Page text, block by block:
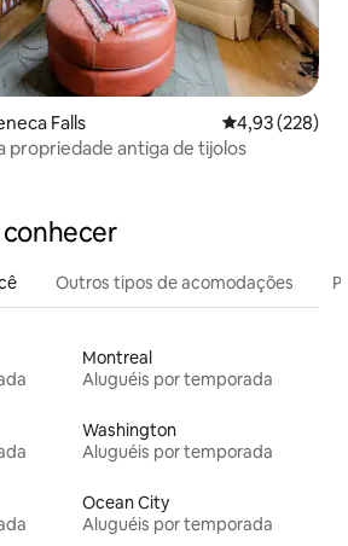
Falls 4,93 de uma
4,93 (228)
propriedade antiga de tijolos
Outros tipos de acomodações
Montreal
Aluguéis por temporada
Washington
Aluguéis por temporada
Ocean City
Aluguéis por temporada